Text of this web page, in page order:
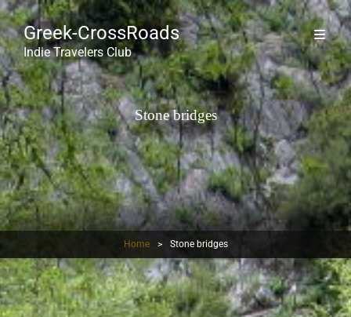
Greek-CrossRoads
Indie Travelers Club
Stone bridges
Home > Stone bridges